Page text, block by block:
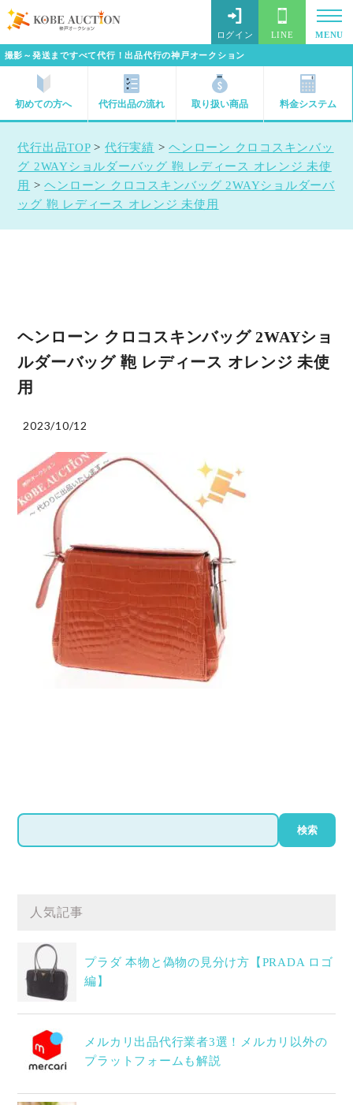
撮影～発送まですべて代行！出品代行の神戸オークション
ログイン LINE MENU
初めての方へ 代行出品の流れ 取り扱い商品 料金システム
代行出品TOP> 代行実績 >ヘンローン クロコスキンバッ
グ 2WAYショルダーバッグ 鞄 レディース オレンジ 未使
用 >ヘンローン クロコスキンバッグ 2WAYショルダーバ
ッグ 鞄 レディース オレンジ 未使用
ヘンローン クロコスキンバッグ 2WAYショ
ルダーバッグ 鞄 レディース オレンジ 未使
用
2023/10/12
検
索
検索
人気記事
プラダ 本物と偽物の見分け方【PRADA ロゴ
編】
メルカリ出品代行業者3選！メルカリ以外の
プラットフォームも解説